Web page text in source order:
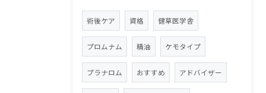
術後ケア 資格 健草医学舎
プロムナム 精油 ケモタイプ
プラナロム おすすめ アドバイザー